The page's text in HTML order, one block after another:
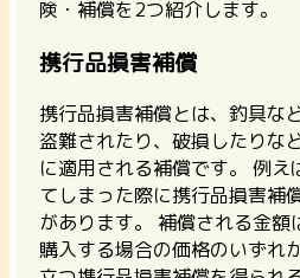
険・補償を2つ紹介します。
携行品損害補償
携行品損害補償とは、釣具な
盗難されたり、破損したりな
に適用される補償です。 例え
てしまった際に携行品損害補
があります。
補償される金額
購入する場合の価格のいずれ